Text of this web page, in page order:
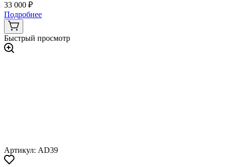
33 000 ₽
Подробнее
Быстрый просмотр
Артикул: AD39